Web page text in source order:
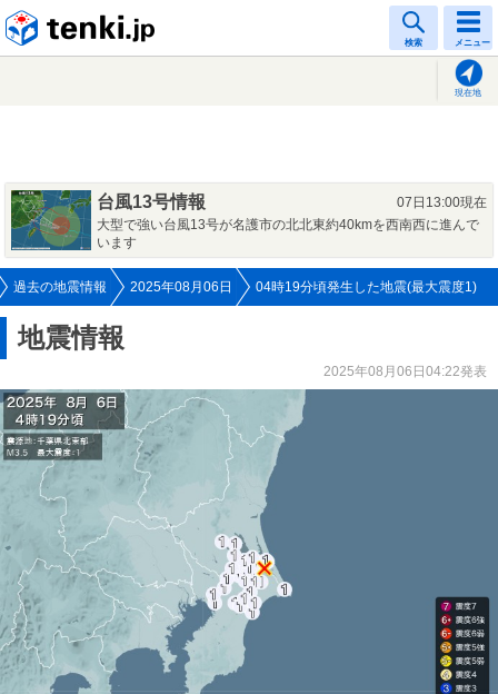
検索 メニュー
現在地
台風13号情報
07日13:00現在
大型で強い台風13号が名護市の北北東約40kmを西南西に進んで
います
過去の地震情報 2025年08月06日 04時19分頃発生した地震(最大震度1)
地震情報
2025年08月06日04:22発表